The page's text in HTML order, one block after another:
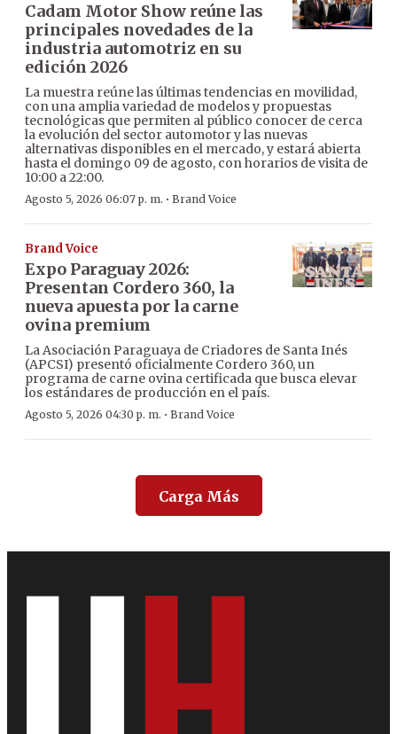
Cadam Motor Show reúne las
principales novedades de la
industria automotriz en su
edición 2026
La muestra reúne las últimas tendencias en movilidad,
con una amplia variedad de modelos y propuestas
tecnológicas que permiten al público conocer de cerca
la evolución del sector automotor y las nuevas
alternativas disponibles en el mercado, y estará abierta
hasta el domingo 09 de agosto, con horarios de visita de
10:00 a 22:00.
Agosto 5, 2026 06:07 p. m. · Brand Voice
Brand Voice
Expo Paraguay 2026:
Presentan Cordero 360, la
nueva apuesta por la carne
ovina premium
La Asociación Paraguaya de Criadores de Santa Inés
(APCSI) presentó oficialmente Cordero 360, un
programa de carne ovina certificada que busca elevar
los estándares de producción en el país.
Agosto 5, 2026 04:30 p. m. · Brand Voice
Carga Más